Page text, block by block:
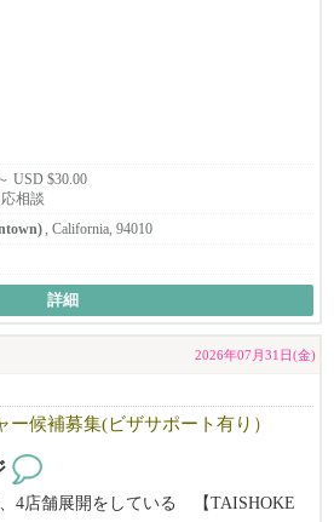
USD $30.00
相談
, California, 94010
詳細
2026年07月31日(金)
ー候補募集(ビザサポート有り）
4店舗展開をしている 【TAISHOKE